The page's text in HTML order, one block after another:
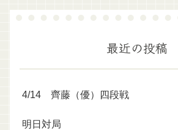
最近の投稿
4/14 齊藤（優）四段戦
明日対局